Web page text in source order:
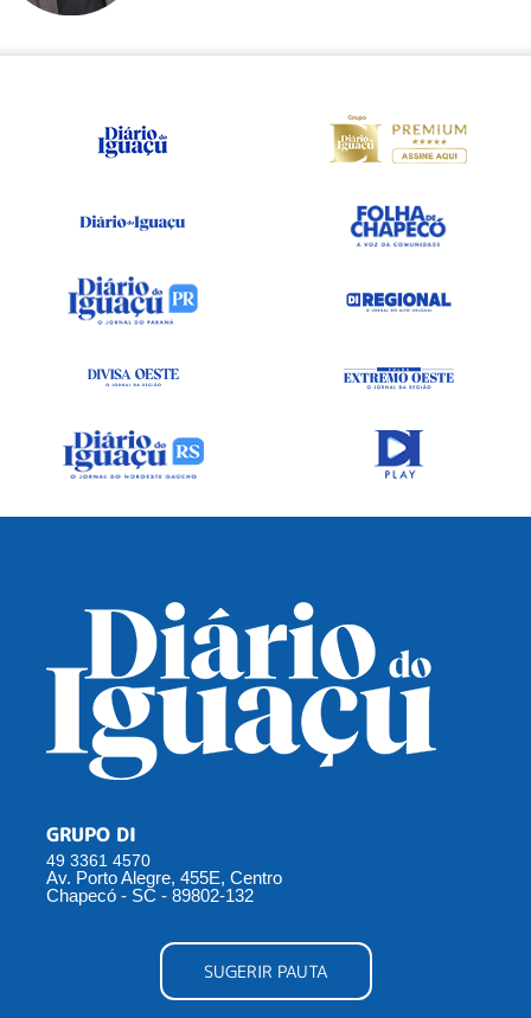
GRUPO DI
49 3361 4570
Av. Porto Alegre, 455E, Centro
Chapecó - SC - 89802-132
SUGERIR PAUTA